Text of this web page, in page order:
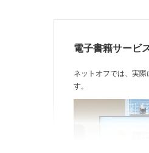
電子書籍サービ
ネットオフでは、実
す。